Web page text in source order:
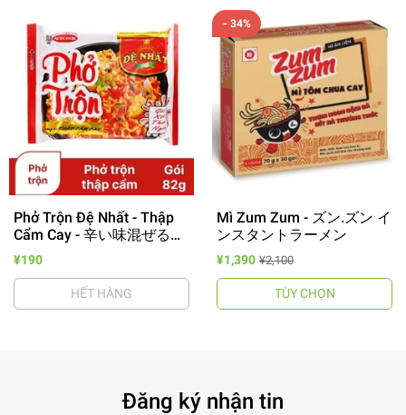
Phở Trộn Đệ Nhất - Thập
Cẩm Cay - 辛い味混ぜるフ
ォー
¥190
HẾT HÀNG
- 34%
Mì Zum Zum - ズン.ズン イ
ンスタントラーメン
¥1,390 ¥2,100
TÙY CHỌN
Đăng ký nhận tin